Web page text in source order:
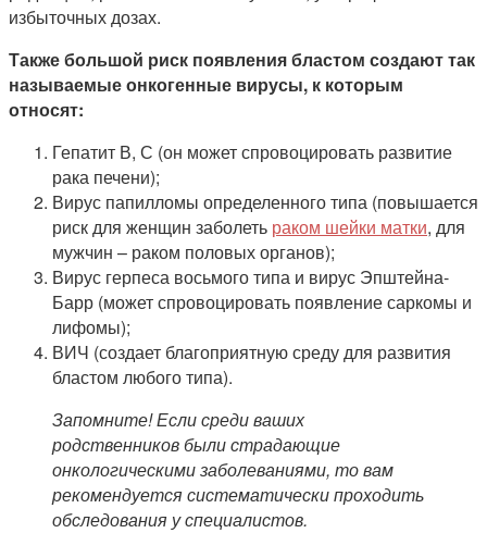
избыточных дозах.
Также большой риск появления бластом создают так
называемые онкогенные вирусы, к которым
относят:
Гепатит В, С (он может спровоцировать развитие
рака печени);
Вирус папилломы определенного типа (повышается
риск для женщин заболеть раком шейки матки, для
мужчин – раком половых органов);
Вирус герпеса восьмого типа и вирус Эпштейна-
Барр (может спровоцировать появление саркомы и
лифомы);
ВИЧ (создает благоприятную среду для развития
бластом любого типа).
Запомните! Если среди ваших
родственников были страдающие
онкологическими заболеваниями, то вам
рекомендуется систематически проходить
обследования у специалистов.